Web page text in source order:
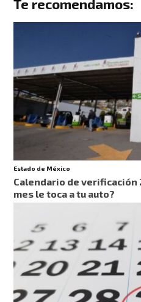
Te recomendamos:
Estado de México
Calendario de verificación
mes le toca a tu auto?